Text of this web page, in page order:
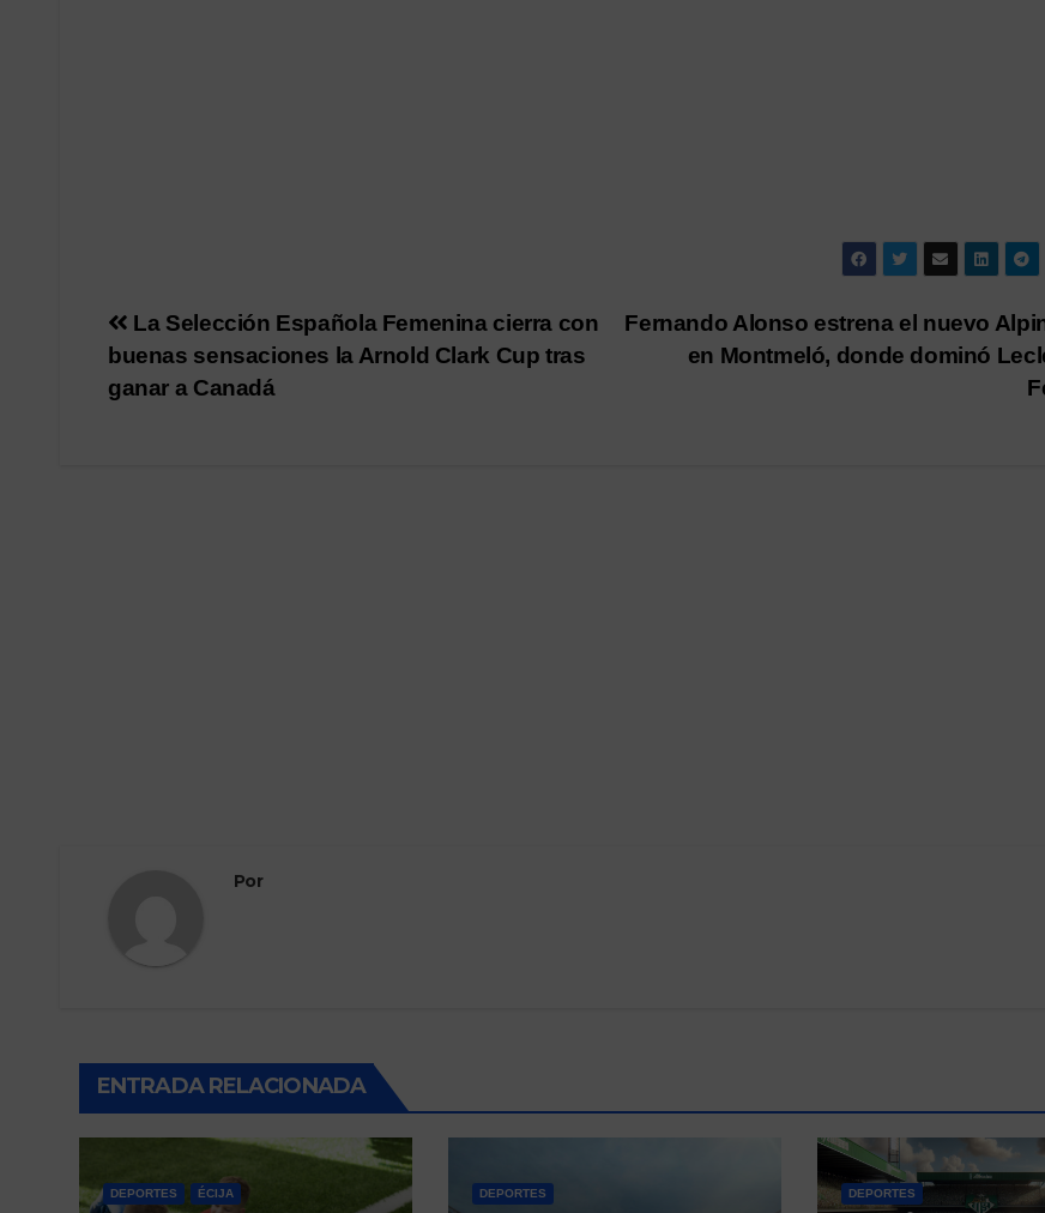
Navegación
de
Fernando Alonso estrena el nuevo
en Montmeló, donde dominó
La Selección Española Femenina cierra con
buenas sensaciones la Arnold Clark Cup tras
ganar a Canadá
Por
ENTRADA RELACIONADA
DEPORTES ÉCIJA DEPORTES DEPORTES